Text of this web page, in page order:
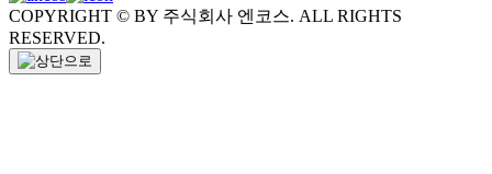
COPYRIGHT © BY 주식회사 엔코스. ALL RIGHTS
RESERVED.